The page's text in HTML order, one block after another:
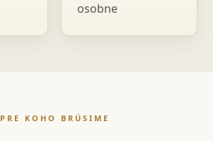
osobne
PRE KOHO BRÚSIME